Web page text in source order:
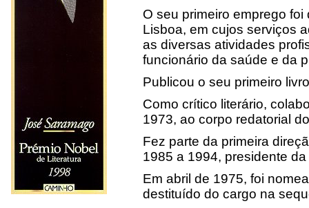
O seu primeiro emprego
Lisboa, em cujos serviços
as diversas atividades
funcionário da saúde e da
Publicou o seu primeiro
Como crítico literário,
1973, ao corpo redatorial
Fez parte da primeira
1985 a 1994, presidente
Em abril de 1975, foi
destituído do cargo na